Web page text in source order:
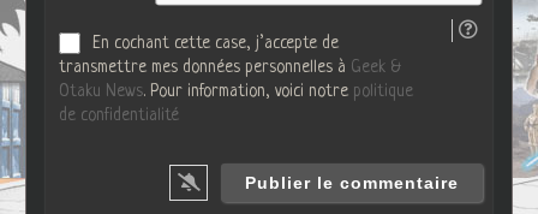
En cochant cette case, j’accepte de
transmettre mes données personnelles à Geek &
Otaku News. Pour information, voici notre politique
de confidentialité